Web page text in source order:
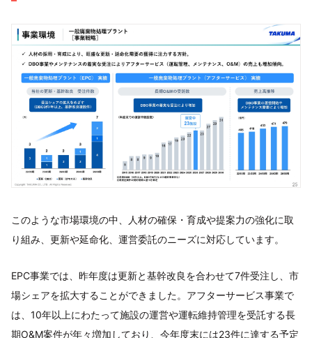
このような市場環境の中、人材の確保・育成や提案力の強化に取
り組み、更新や延命化、運営委託のニーズに対応しています。
EPC事業では、昨年度は更新と基幹改良を合わせて7件受注し、市
場シェアを拡大することができました。アフターサービス事業で
は、10年以上にわたって施設の運営や運転維持管理を受託する長
期O&M案件が年々増加しており、今年度末には23件に達する予定